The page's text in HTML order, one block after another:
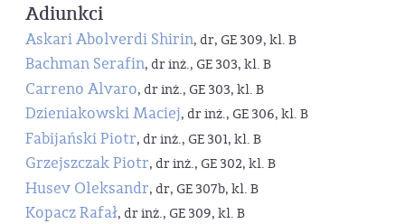
Adiunkci
Askari Abolverdi Shirin, dr, GE 309, kl. B
Bachman Serafin, dr inż., GE 303, kl. B
Carreno Alvaro, dr inż., GE 303, kl. B
Dzieniakowski Maciej, dr inż., GE 306, kl. B
Fabijański Piotr, dr inż., GE 301, kl. B
Grzejszczak Piotr, dr inż., GE 302, kl. B
Husev Oleksandr, dr, GE 307b, kl. B
Kopacz Rafał, dr inż., GE 309, kl. B